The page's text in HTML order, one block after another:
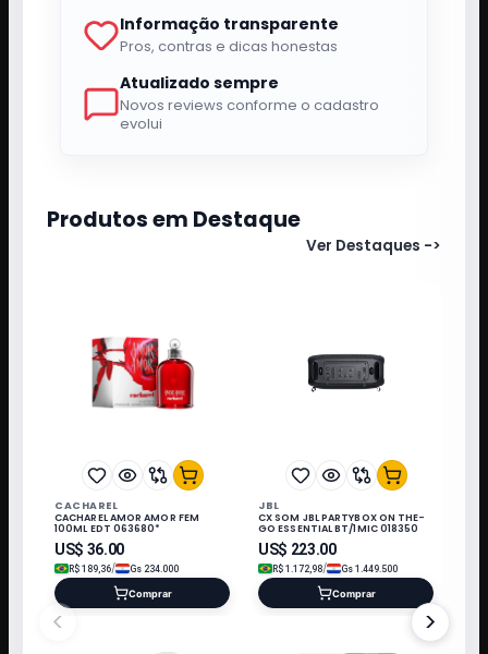
Informação transparente
Pros, contras e dicas honestas
Atualizado sempre
Novos reviews conforme o cadastro
evolui
Produtos em Destaque
Ver Destaques ->
<
CACHAREL
CACHAREL AMOR AMOR FEM
100ML EDT 063680*
US$ 36.00
R$ 189,36/ Gs 234.000
Comprar
JBL
CX SOM JBL PARTYBOX ON THE-
GO ESSENTIAL BT/1MIC 018350
US$ 223.00
R$ 1.172,98/ Gs 1.449.500
Comprar
>